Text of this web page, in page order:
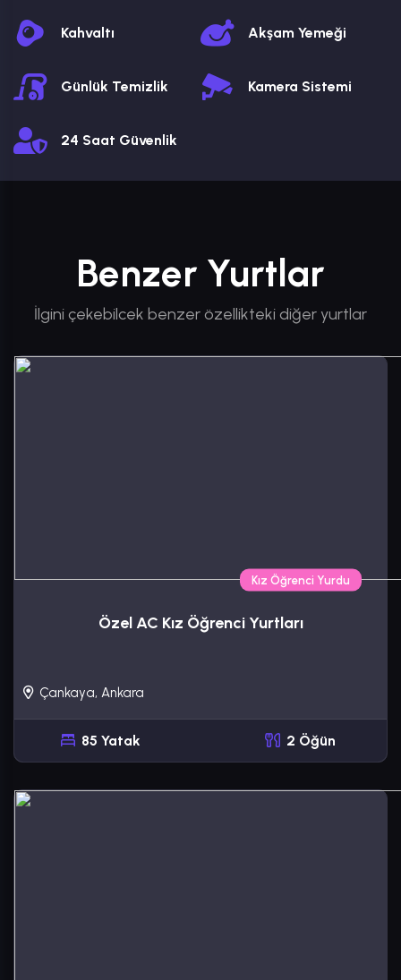
Kahvaltı Akşam Yemeği
Günlük Temizlik Kamera Sistemi
24 Saat Güvenlik
Benzer Yurtlar
İlgini çekebilcek benzer özellikteki diğer yurtlar
Kız Öğrenci Yurdu
Özel AC Kız Öğrenci Yurtları
Çankaya, Ankara
85 Yatak 2 Öğün